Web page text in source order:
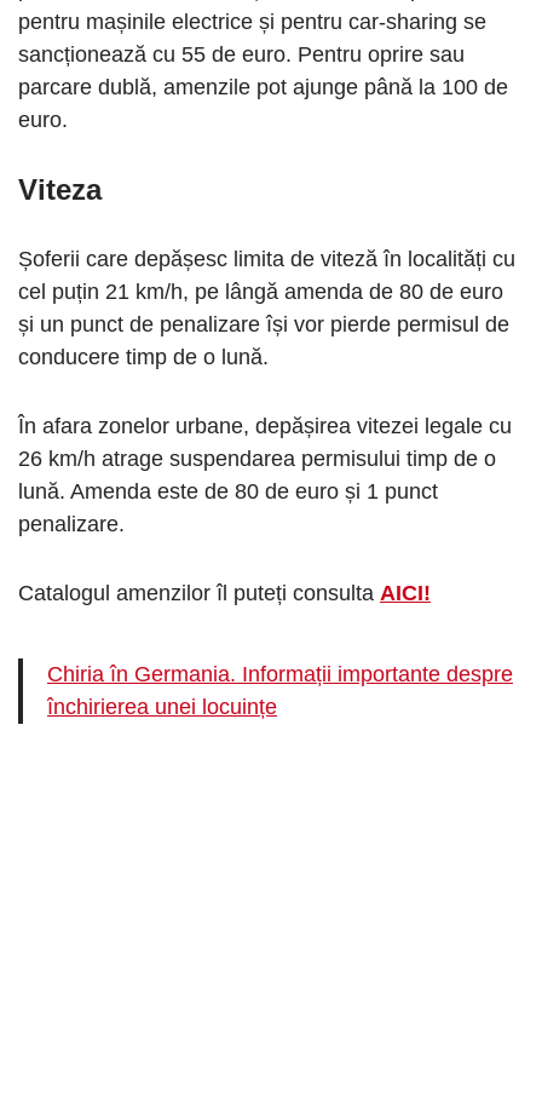
pentru mașinile electrice și pentru car-sharing se
sancționează cu 55 de euro. Pentru oprire sau
parcare dublă, amenzile pot ajunge până la 100 de
euro.
Viteza
Șoferii care depășesc limita de viteză în localități cu
cel puțin 21 km/h, pe lângă amenda de 80 de euro
și un punct de penalizare își vor pierde permisul de
conducere timp de o lună.
În afara zonelor urbane, depășirea vitezei legale cu
26 km/h atrage suspendarea permisului timp de o
lună. Amenda este de 80 de euro și 1 punct
penalizare.
Catalogul amenzilor îl puteți consulta AICI!
Chiria în Germania. Informații importante despre
închirierea unei locuințe